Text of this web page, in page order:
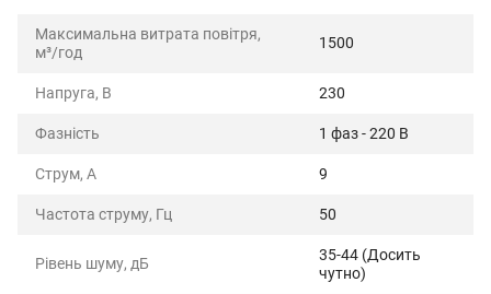
Максимальна витрата повітря,
м³/год
1500
Напруга, В 230
Фазність 1 фаз - 220 В
Струм, А 9
Частота струму, Гц 50
Рівень шуму, дБ
35-44 (Досить
чутно)